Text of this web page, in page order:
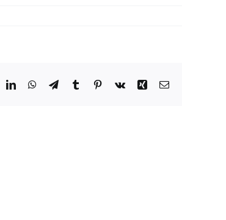
LinkedInWhatsApp
TelegramTumblrPinterest
Vk Xing Correo